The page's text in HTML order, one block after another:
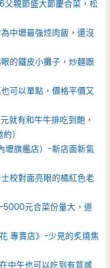
親節盛大節慶合菜，松
中壢最強焢肉飯，還沒
的鐵皮小攤子，炒麵跟
可以單點，價格平價又
就有和牛牛排吃到飽，
）
壢旗艦店）-新店面新氣
校對面亮眼的橘紅色老
元合菜份量大，道
專賣店》-少見的炙燒焦
中午也可以吃到有質感